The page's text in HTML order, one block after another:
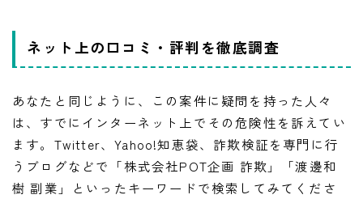
ネット上の口コミ・評判を徹底調査
あなたと同じように、この案件に疑問を持った人々
は、すでにインターネット上でその危険性を訴えてい
ます。Twitter、Yahoo!知恵袋、詐欺検証を専門に行
うブログなどで「株式会社POT企画 詐欺」「渡邊和
樹 副業」といったキーワードで検索してみてくださ